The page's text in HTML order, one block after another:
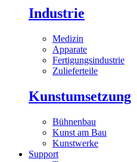
Industrie
Medizin
Apparate
Fertigungsindustrie
Zulieferteile
Kunstumsetzung
Bühnenbau
Kunst am Bau
Kunstwerke
Support